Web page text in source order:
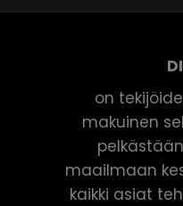
on
makuinen
maailmaan
kaikki asiat